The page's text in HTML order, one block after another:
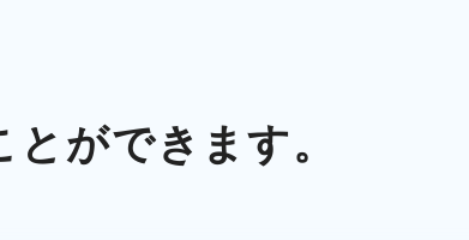
とができます。